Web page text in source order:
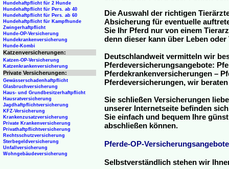
Die Auswahl der richtigen
Absicherung für eventuelle
Sie Ihr Pferd nur von einem
denn dieser kann über Leben
Deutschlandweit vermitteln wir
Pferdeversicherungsangebote:
Pferdekrankenversicherungen –
Pferdeversicherungen, wir
Sie schließen Versicherungen
unserer Internetseite befinden
Sie einfach und bequem Ihre
abschließen können.
Pferde-OP-Versicherungsangebote
Selbstverständlich stehen wir
Hundehaftpflicht für 2 Hunde
Hundehaftpflicht für Pers. ab 40
Hundehaftpflicht für Pers. ab 60
Hundehaftpflicht für Kampfhunde
Zwingerhaftpflicht
Hunde-OP-Versicherung
Hundekrankenversicherung
Hunde-Kombi
Katzenversicherungen:
Katzen-OP-Versicherung
Katzenkrankenversicherung
Private Versicherungen:
Gewässerschadenhaftpflicht
Glasbruchversicherung
Haus- und Grundbesitzerhaftpflicht
Hausratversicherung
Jagdhaftpflichtversicherung
KFZ-Versicherung
Krankenzusatzversicherung
Private Krankenversicherung
Privathaftpflichtversicherung
Rechtsschutzversicherung
Sterbegeldversicherung
Unfallversicherung
Wohngebäudeversicherung